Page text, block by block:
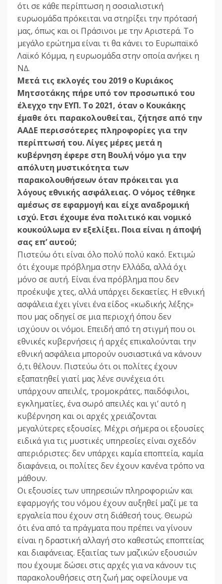
ότι σε κάθε περίπτωση η σοσιαλιστική
ευρωοµάδα πρόκειται να στηρίξει την πρότασή
µας, όπως και οι Πράσινοι µε την Αριστερά. Το
µεγάλο ερώτηµα είναι τι θα κάνει το Ευρωπαϊκό
Λαϊκό Κόµµα, η ευρωοµάδα στην οποία ανήκει η
Ν∆.
Μετά τις εκλογές του 2019 ο Κυριάκος
Μητσοτάκης πήρε υπό τον προσωπικό του
έλεγχο την ΕΥΠ. Το 2021, όταν ο Κουκάκης
έµαθε ότι παρακολουθείται, ζήτησε από την
ΑΑ∆Ε περισσότερες πληροφορίες για την
περίπτωσή του. Λίγες µέρες µετά η
κυβέρνηση έφερε στη Βουλή νόµο για την
απόλυτη µυστικότητα των
παρακολουθήσεων όταν πρόκειται για
λόγους εθνικής ασφάλειας. Ο νόµος τέθηκε
αµέσως σε εφαρµογή και είχε αναδροµική
ισχύ. Ετσι έχουµε ένα πολιτικό και νοµικό
κουκούλωµα εν εξελίξει. Ποια είναι η άποψή
σας επ’ αυτού;
Πιστεύω ότι είναι όλο πολύ πολύ κακό. Εκτιµώ
ότι έχουµε πρόβληµα στην Ελλάδα, αλλά όχι
µόνο σε αυτή. Είναι ένα πρόβληµα που δεν
προέκυψε χτες, αλλά υπάρχει δεκαετίες. Η εθνική
ασφάλεια έχει γίνει ένα είδος «κωδικής λέξης»
που µας οδηγεί σε µια περιοχή όπου δεν
ισχύουν οι νόµοι. Επειδή από τη στιγµή που οι
εθνικές κυβερνήσεις ή αρχές επικαλούνται την
εθνική ασφάλεια µπορούν ουσιαστικά να κάνουν
ό,τι θέλουν. Πιστεύω ότι οι πολίτες έχουν
εξαπατηθεί γιατί µας λένε συνέχεια ότι
υπάρχουν απειλές, τροµοκράτες, παιδόφιλοι,
εγκληµατίες, ένα σωρό απειλές και γι’ αυτό η
κυβέρνηση και οι αρχές χρειάζονται
µεγαλύτερες εξουσίες. Μέχρι σήµερα οι εξουσίες
ειδικά για τις µυστικές υπηρεσίες είναι σχεδόν
απεριόριστες: δεν υπάρχει καµία εποπτεία, καµία
διαφάνεια, οι πολίτες δεν έχουν κανένα τρόπο να
µάθουν.
Οι εξουσίες των υπηρεσιών πληροφοριών και
εφαρµογής του νόµου έχουν αυξηθεί µαζί µε τα
εργαλεία που έχουν στη διάθεσή τους. Θεωρώ
ότι ένα από τα πράγµατα που πρέπει να γίνουν
είναι η δραστική αλλαγή στο καθεστώς εποπτείας
και διαφάνειας. Εξαιτίας των µαζικών εξουσιών
που έχουµε δώσει στις αρχές για να κάνουν τις
παρακολουθήσεις στη ζωή µας οφείλουµε να